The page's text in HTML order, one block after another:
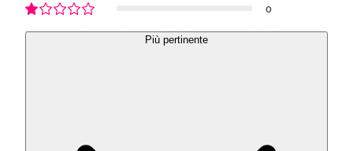
0
Più pertinente